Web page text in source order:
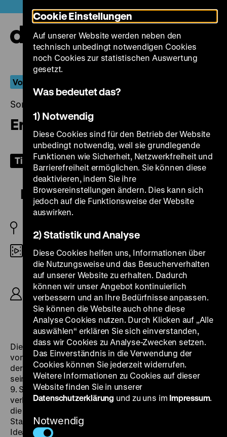
zum
Seiteninhalt
springen
Vom Klang bewegt
Sonntag, 17. Oktober 2021, 16.00 Uhr
Eroica
Tickets
Eroica
AT 1949
35mm
R: Karl Hartl, Walter Kolm-Veltée, B: Walter Kolm-
Veltée, Franz Tassié, K: Günther Anders, Hannes
Staudinger, D: Ewald Balser, Marianne Schönauer,
Judith Holzmeister, Oskar Werner, Dagny Servaes,
95’
Die Entstehung derEroica ist im Kern eine Geschichte
von Hoffnung und Enttäuschung – so erzählt es auch
der österreichische Regisseur Walter Kolm-Veltée in
seinem ersten eigenen Spielfilm. Zu den Klängen der
9. Sinfonie zieht ein Unwetter auf und wie im Sturm
verbreitet sich unter den Wiener Adeligen und Bürgern
die Nachricht, dass Napoleon im Anmarsch auf die
Stadt sei. Beethoven setzt seine Hoffnung auf die
Ideale der Französischen Revolution und auf
Cookie Einstellungen
Auf unserer Website werden neben den
technisch unbedingt notwendigen Cookies
noch Cookies zur statistischen Auswertung
gesetzt.
Was bedeutet das?
1) Notwendig
Diese Cookies sind für den Betrieb der Website
unbedingt notwendig, weil sie grundlegende
Funktionen wie Sicherheit, Netzwerkfreiheit und
Barrierefreiheit ermöglichen. Sie können diese
deaktivieren, indem Sie ihre
Browsereinstellungen ändern. Dies kann sich
jedoch auf die Funktionsweise der Website
auswirken.
2) Statistik und Analyse
Diese Cookies helfen uns, Informationen über
die Nutzungsweise und das Besucherverhalten
auf unserer Website zu erhalten. Dadurch
können wir unser Angebot kontinuierlich
verbessern und an Ihre Bedürfnisse anpassen.
Sie können die Website auch ohne diese
Analyse Cookies nutzen. Durch Klicken auf „Alle
auswählen“ erklären Sie sich einverstanden,
dass wir Cookies zu Analyse-Zwecken setzen.
Das Einverständnis in die Verwendung der
Cookies können Sie jederzeit widerrufen.
Weitere Informationen zu Cookies auf dieser
Website finden Sie in unserer
Datenschutzerklärung und zu uns im Impressum.
Notwendig